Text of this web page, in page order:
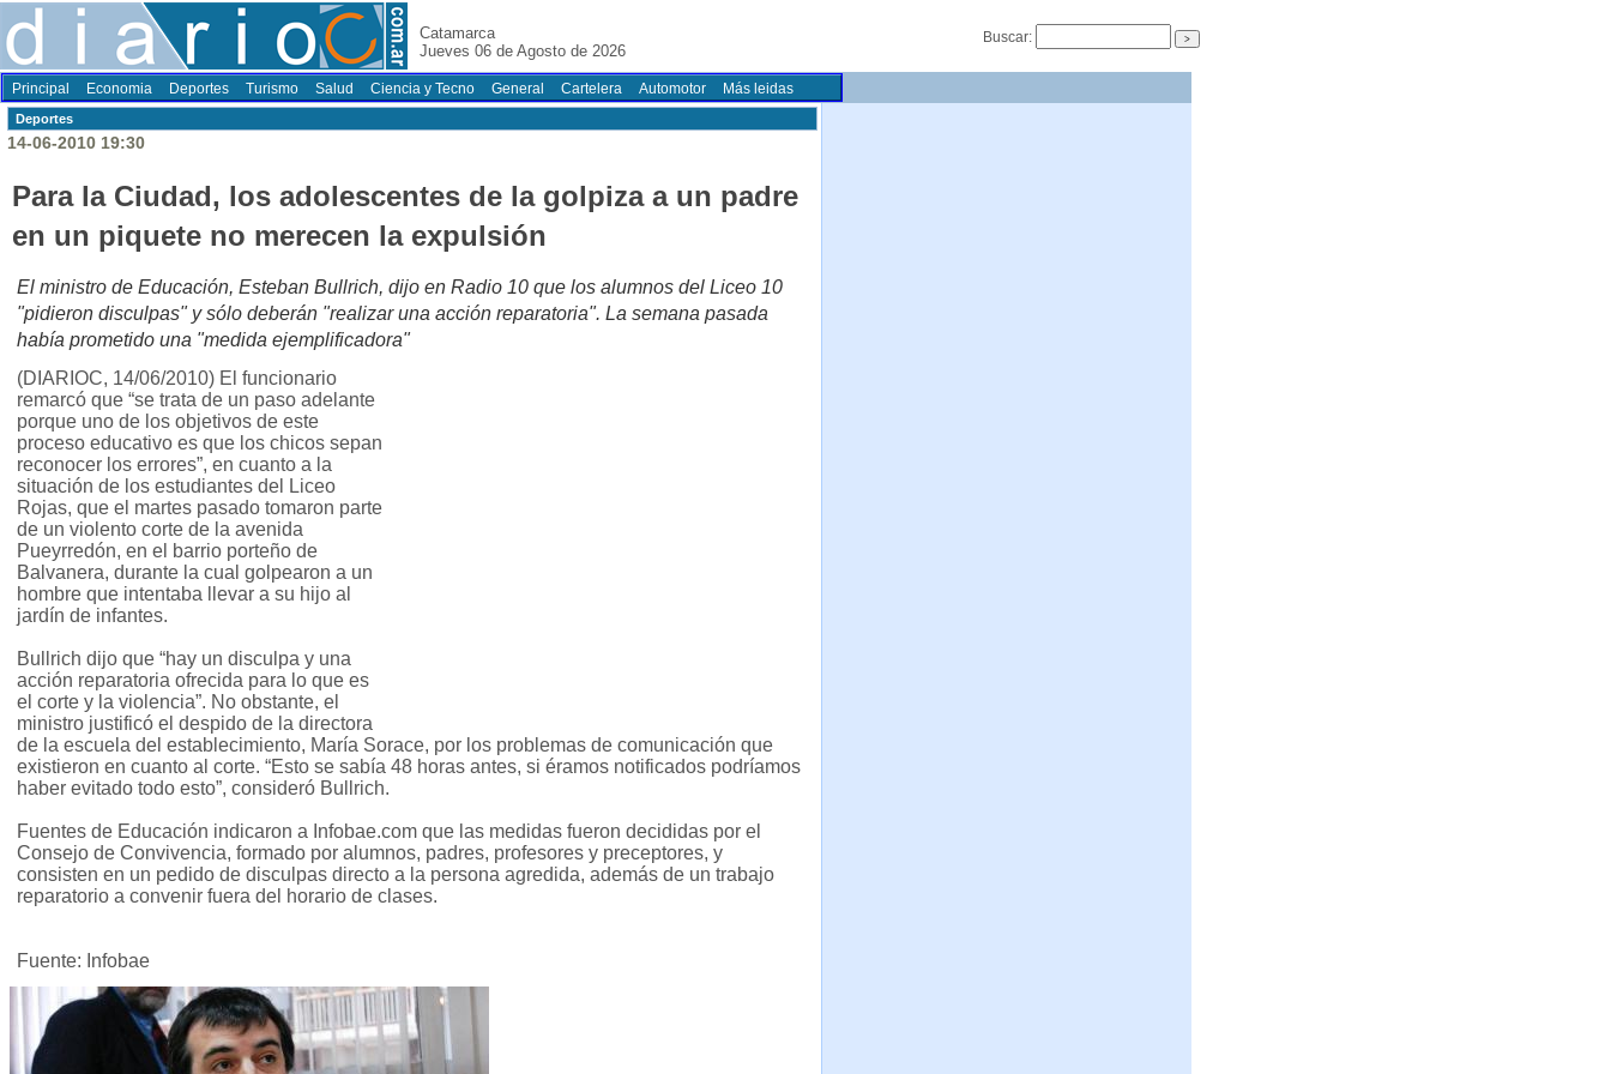
Catamarca
Jueves 06 de Agosto de 2026
Buscar:
Principal Economia Deportes Turismo Salud Ciencia y Tecno General Cartelera Automotor Más leidas
Deportes
14-06-2010 19:30
Para la Ciudad, los adolescentes de la golpiza a un padre
en un piquete no merecen la expulsión
El ministro de Educación, Esteban Bullrich, dijo en Radio 10 que los alumnos del Liceo 10
"pidieron disculpas" y sólo deberán "realizar una acción reparatoria". La semana pasada
había prometido una "medida ejemplificadora"
(DIARIOC, 14/06/2010) El funcionario
remarcó que “se trata de un paso adelante
porque uno de los objetivos de este
proceso educativo es que los chicos sepan
reconocer los errores”, en cuanto a la
situación de los estudiantes del Liceo
Rojas, que el martes pasado tomaron parte
de un violento corte de la avenida
Pueyrredón, en el barrio porteño de
Balvanera, durante la cual golpearon a un
hombre que intentaba llevar a su hijo al
jardín de infantes.
Bullrich dijo que “hay un disculpa y una
acción reparatoria ofrecida para lo que es
el corte y la violencia”. No obstante, el
ministro justificó el despido de la directora
de la escuela del establecimiento, María Sorace, por los problemas de comunicación que
existieron en cuanto al corte. “Esto se sabía 48 horas antes, si éramos notificados podríamos
haber evitado todo esto”, consideró Bullrich.
Fuentes de Educación indicaron a Infobae.com que las medidas fueron decididas por el
Consejo de Convivencia, formado por alumnos, padres, profesores y preceptores, y
consisten en un pedido de disculpas directo a la persona agredida, además de un trabajo
reparatorio a convenir fuera del horario de clases.
Fuente: Infobae